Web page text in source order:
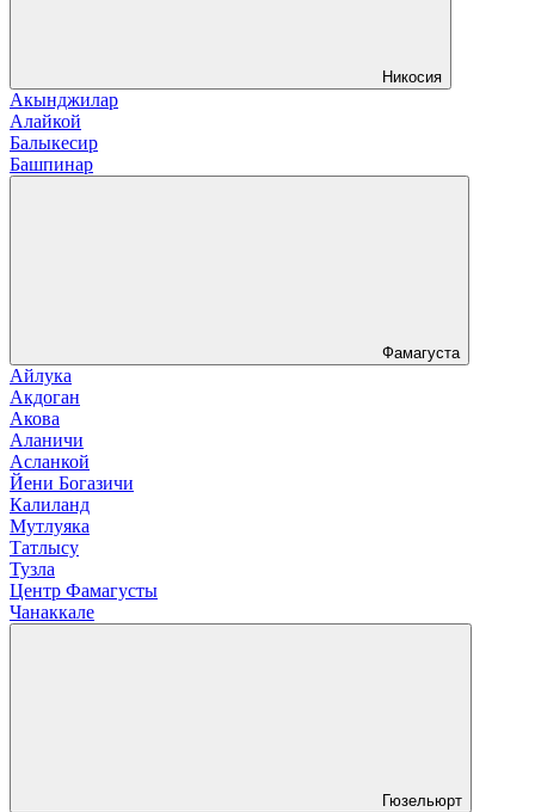
Никосия
Акынджилар
Алайкой
Балыкесир
Башпинар
Фамагуста
Айлука
Акдоган
Акова
Аланичи
Асланкой
Йени Богазичи
Калиланд
Мутлуяка
Татлысу
Тузла
Центр Фамагусты
Чанаккале
Гюзельюрт